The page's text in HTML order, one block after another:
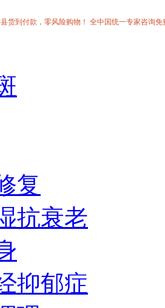
货到付款，零风险购物！ 全中国统一专家咨询免
复
抗衰老
抑郁症